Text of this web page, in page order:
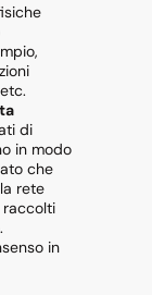
di
in modo
che
rete
raccolti
in